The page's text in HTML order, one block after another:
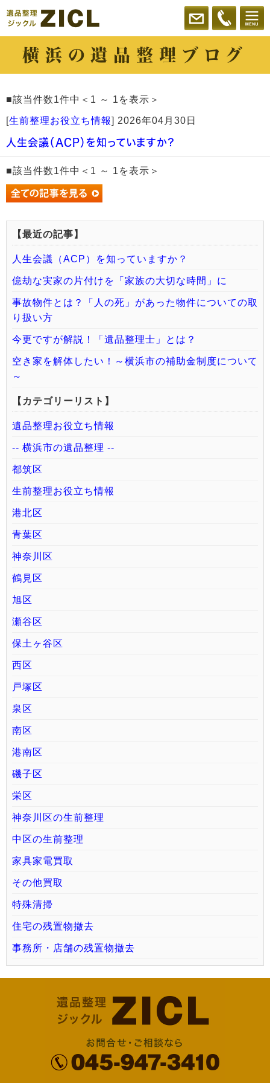
横浜の遺品整理ブログ
■該当件数1件中＜1 ～ 1を表示＞
[生前整理お役立ち情報] 2026年04月30日
人生会議（ACP）を知っていますか？
■該当件数1件中＜1 ～ 1を表示＞
【最近の記事】
人生会議（ACP）を知っていますか？
億劫な実家の片付けを「家族の大切な時間」に
事故物件とは？「人の死」があった物件についての取
り扱い方
今更ですが解説！「遺品整理士」とは？
空き家を解体したい！～横浜市の補助金制度について
～
【カテゴリーリスト】
遺品整理お役立ち情報
-- 横浜市の遺品整理 --
都筑区
生前整理お役立ち情報
港北区
青葉区
神奈川区
鶴見区
旭区
瀬谷区
保土ヶ谷区
西区
戸塚区
泉区
南区
港南区
磯子区
栄区
神奈川区の生前整理
中区の生前整理
家具家電買取
その他買取
特殊清掃
住宅の残置物撤去
事務所・店舗の残置物撤去